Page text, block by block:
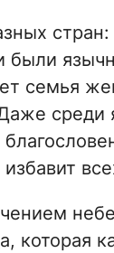
были
семья
среди